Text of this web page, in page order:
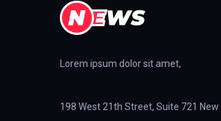
Lorem ipsum dolor sit amet,
198 West 21th Street, Suite 721 New